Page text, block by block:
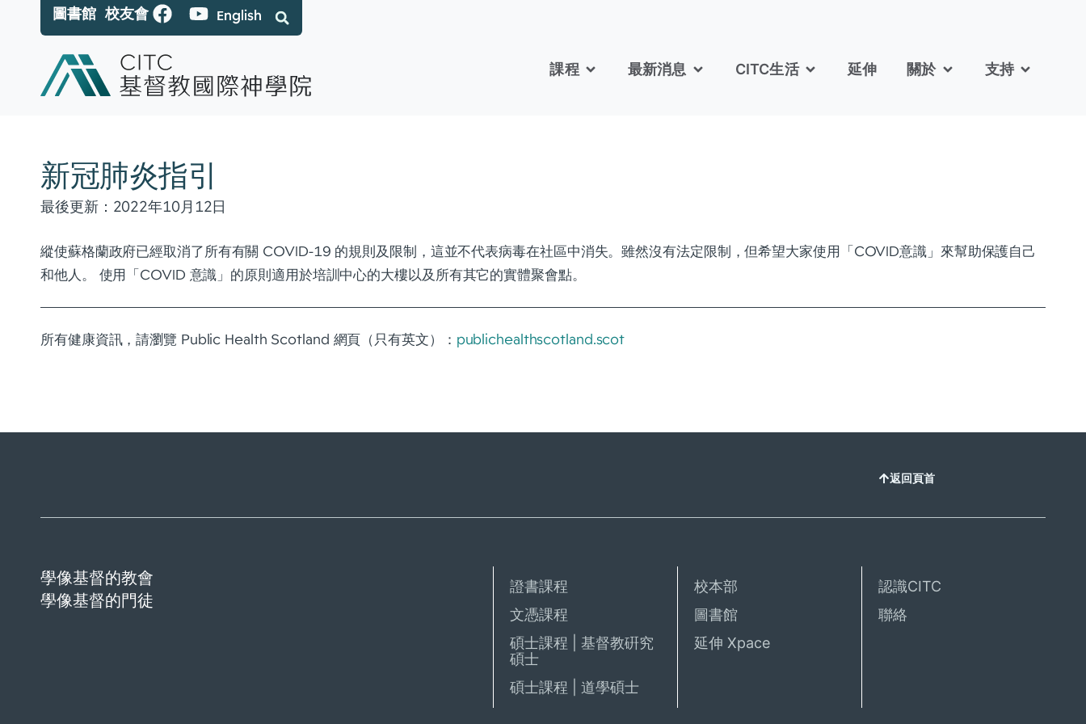
圖書館 校友會 English
課程 最新消息 CITC生活 延伸 關於 支持
新冠肺炎指引
最後更新：2022年10月12日
縱使蘇格蘭政府已經取消了所有有關 COVID-19 的規則及限制，這並不代表病毒在社區中消失。雖然沒有法定限制，但希望大家使用「COVID意識」來幫助保護自己
和他人。 使用「COVID 意識」的原則適用於培訓中心的大樓以及所有其它的實體聚會點。
所有健康資訊，請瀏覽 Public Health Scotland 網頁（只有英文）： publichealthscotland.scot
返回頁首
學像基督的教會
學像基督的門徒
證書課程
文憑課程
碩士課程 | 基督教硏究
碩士
碩士課程 | 道學碩士
校本部
圖書館
延伸 Xpace
認識CITC
聯絡